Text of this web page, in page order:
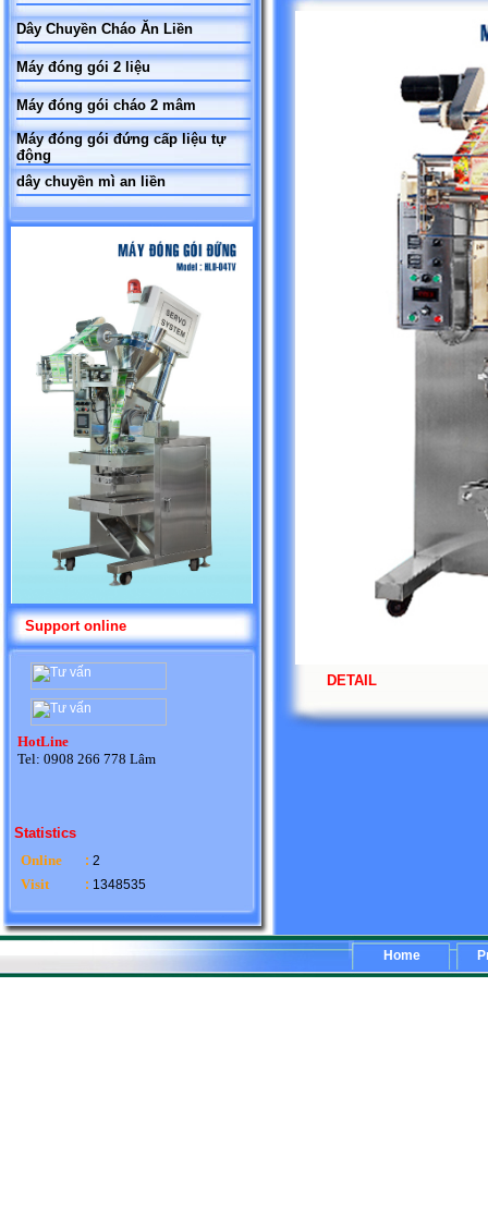
Dây Chuyền Cháo Ăn Liền
Máy đóng gói 2 liệu
Máy đóng gói cháo 2 mâm
Máy đóng gói đứng cấp liệu tự
động
dây chuyền mì an liền
Support online
HotLine
Tel: 0908 266 778 Lâm
Statistics
Online
: 2
Visit : 1348535
DETAIL
Home